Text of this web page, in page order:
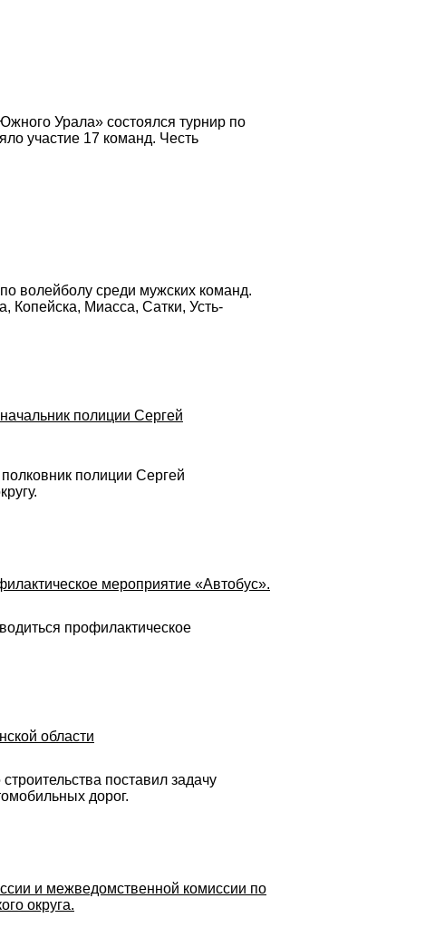
Урала» состоялся турнир по
участие 17 команд. Честь
волейболу среди мужских команд.
Копейска, Миасса, Сатки, Усть-
полиции Сергей
полиции Сергей
мероприятие «Автобус».
профилактическое
области
поставил задачу
дорог.
и межведомственной комиссии по
округа.